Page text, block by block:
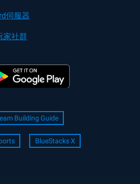
伺服器
家社群
Building Guide
BlueStacks X